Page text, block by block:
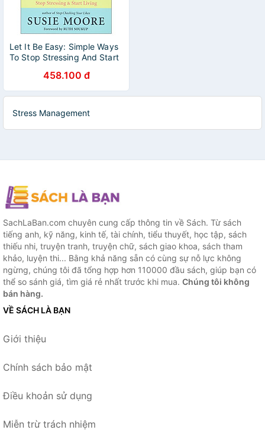
Let It Be Easy: Simple Ways
To Stop Stressing And Start
458.100 đ
Stress Management
SachLaBan.com chuyên cung cấp thông tin về Sách. Từ sách
tiếng anh, kỹ năng, kinh tế, tài chính, tiểu thuyết, học tập, sách
thiếu nhi, truyện tranh, truyện chữ, sách giao khoa, sách tham
khảo, luyện thi... Bằng khả năng sẵn có cùng sự nỗ lực không
ngừng, chúng tôi đã tổng hợp hơn 110000 đầu sách, giúp bạn có
thể so sánh giá, tìm giá rẻ nhất trước khi mua. Chúng tôi không
bán hàng.
VỀ SÁCH LÀ BẠN
Giới thiệu
Chính sách bảo mật
Điều khoản sử dụng
Miễn trừ trách nhiệm